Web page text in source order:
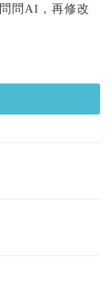
問AI，再修改